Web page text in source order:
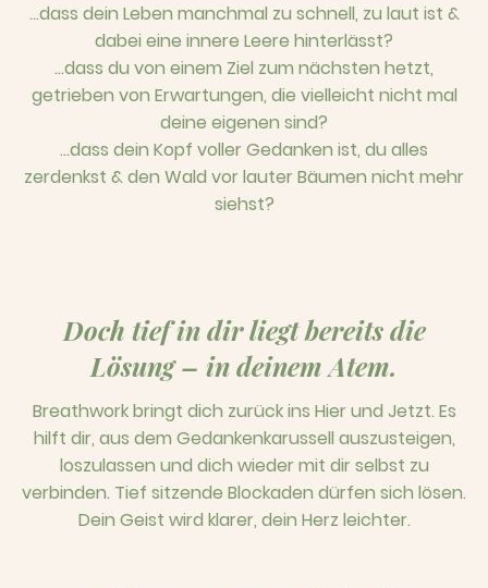
…dass dein Leben manchmal zu schnell, zu laut ist &
dabei eine innere Leere hinterlässt?
…dass du von einem Ziel zum nächsten hetzt,
getrieben von Erwartungen, die vielleicht nicht mal
deine eigenen sind?
…dass dein Kopf voller Gedanken ist, du alles
zerdenkst & den Wald vor lauter Bäumen nicht mehr
siehst?
Doch tief in dir liegt bereits die
Lösung – in deinem Atem.
Breathwork bringt dich zurück ins Hier und Jetzt. Es
hilft dir, aus dem Gedankenkarussell auszusteigen,
loszulassen und dich wieder mit dir selbst zu
verbinden. Tief sitzende Blockaden dürfen sich lösen.
Dein Geist wird klarer, dein Herz leichter.